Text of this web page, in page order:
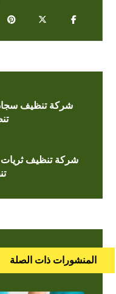
المنشورات ذات الصلة